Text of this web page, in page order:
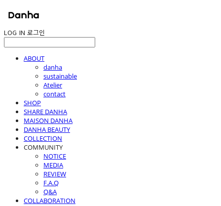
LOG IN 로그인
ABOUT
danha
sustainable
Atelier
contact
SHOP
SHARE DANHA
MAISON DANHA
DANHA BEAUTY
COLLECTION
COMMUNITY
NOTICE
MEDIA
REVIEW
F.A.Q
Q&A
COLLABORATION